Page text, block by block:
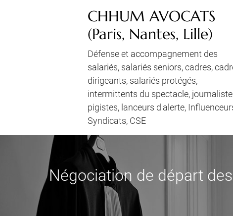
CHHUM AVOCATS
(Paris, Nantes, Lille)
Défense et accompagnement des
salariés, salariés seniors, cadres,
dirigeants, salariés protégés,
intermittents du spectacle,
pigistes, lanceurs d'alerte,
Syndicats, CSE
Négociation de départ